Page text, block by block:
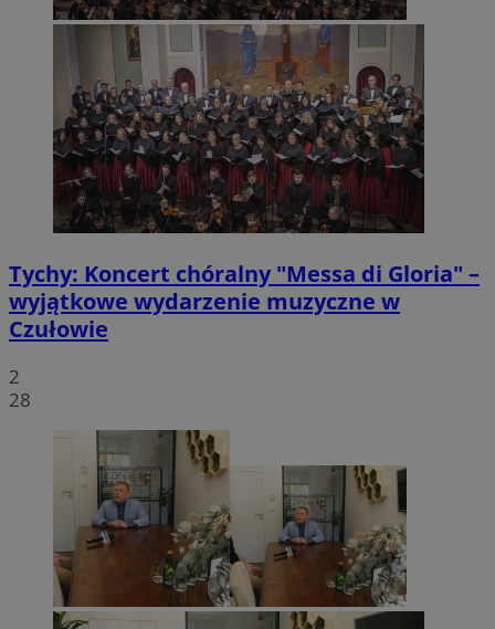
Tychy: Koncert chóralny "Messa di Gloria" –
wyjątkowe wydarzenie muzyczne w
Czułowie
2
28